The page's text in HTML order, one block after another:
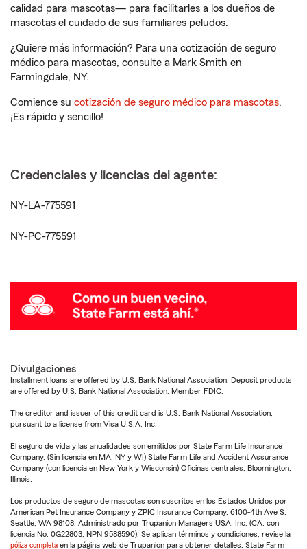
calidad para mascotas— para facilitarles a los dueños de
mascotas el cuidado de sus familiares peludos.
¿Quiere más información? Para una cotización de seguro
médico para mascotas, consulte a Mark Smith en
Farmingdale, NY.
Comience su cotización de seguro médico para mascotas.
¡Es rápido y sencillo!
Credenciales y licencias del agente:
NY-LA-775591
NY-PC-775591
Divulgaciones
Installment loans are offered by U.S. Bank National Association. Deposit products
are offered by U.S. Bank National Association. Member FDIC.
The creditor and issuer of this credit card is U.S. Bank National Association,
pursuant to a license from Visa U.S.A. Inc.
El seguro de vida y las anualidades son emitidos por State Farm Life Insurance
Company. (Sin licencia en MA, NY y WI) State Farm Life and Accident Assurance
Company (con licencia en New York y Wisconsin) Oficinas centrales, Bloomington,
Illinois.
Los productos de seguro de mascotas son suscritos en los Estados Unidos por
American Pet Insurance Company y ZPIC Insurance Company, 6100-4th Ave S,
Seattle, WA 98108. Administrado por Trupanion Managers USA, Inc. (CA: con
licencia No. 0G22803, NPN 9588590). Se aplican términos y condiciones, revise la
póliza completa en la página web de Trupanion para obtener detalles. State Farm